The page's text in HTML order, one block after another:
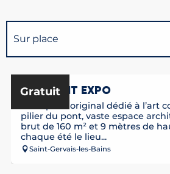
Sur place
En lien avec
Gratuit
PILE PONT EXPO
Un espace original dédié à l’art
pilier du pont, vaste espace
brut de 160 m² et 9 mètres de
chaque été le lieu...
Saint-Gervais-les-Bains